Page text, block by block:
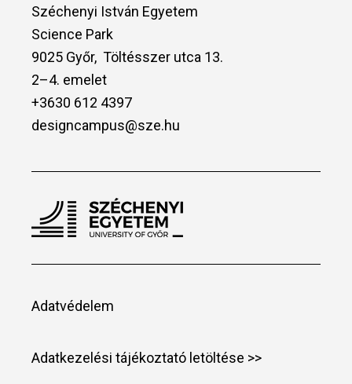
Széchenyi István Egyetem
Science Park
9025 Győr, Töltésszer utca 13.
2–4. emelet
+3630 612 4397
designcampus@sze.hu
Adatvédelem
Adatkezelési tájékoztató letöltése >>